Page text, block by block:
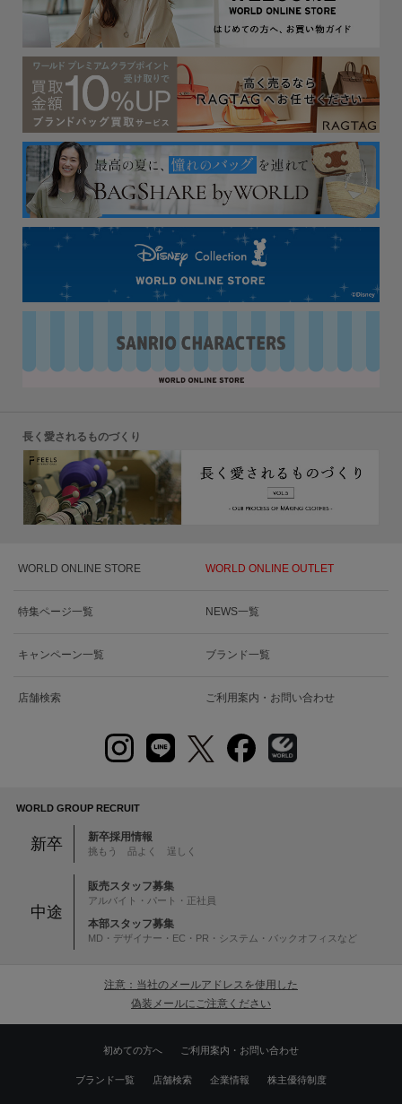
長く愛されるものづくり
WORLD ONLINE STORE WORLD ONLINE OUTLET
特集ページ一覧 NEWS一覧
キャンペーン一覧 ブランド一覧
店舗検索 ご利用案内・お問い合わせ
WORLD GROUP RECRUIT
新卒 新卒採用情報
挑もう 品よく 逞しく
中途
販売スタッフ募集
アルバイト・パート・正社員
本部スタッフ募集
MD・デザイナー・EC・PR・システム・バックオフィスなど
注意：当社のメールアドレスを使用した
偽装メールにご注意ください
初めての方へ ご利用案内・お問い合わせ
ブランド一覧 店舗検索 企業情報 株主優待制度